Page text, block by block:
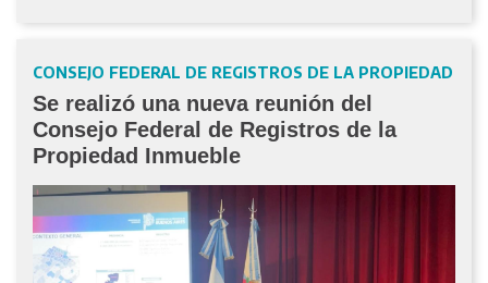
CONSEJO FEDERAL DE REGISTROS DE LA PROPIEDAD
Se realizó una nueva reunión del
Consejo Federal de Registros de la
Propiedad Inmueble